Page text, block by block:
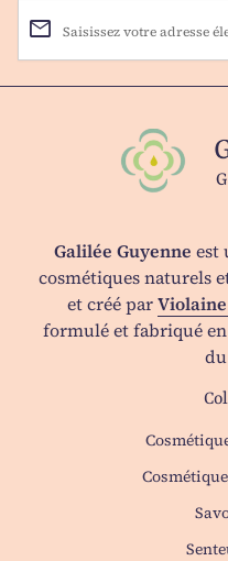
Saisissez votre adresse
email
Accueil
Galilée Guyenne est
cosmétiques naturels
et créé par
formulé et fabriqué